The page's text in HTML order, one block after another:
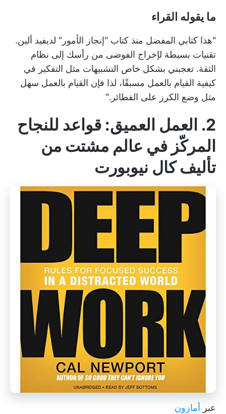
ما يقوله القراء
"هذا كتابي المفضل منذ كتاب "إنجاز الأمور" لديفيد ألين.
تقنيات بسيطة لإخراج الفوضى من رأسك إلى نظام
الثقة. تعجبني بشكل خاص التشبيهات مثل التفكير في
كيفية القيام بالعمل مسبقًا، لذا فإن القيام بالعمل سهل
مثل وضع الكرز على الفطائر."
2. العمل العميق: قواعد للنجاح
المركّز في عالم مشتت من
تأليف كال نيوبورت
عبر أمازون